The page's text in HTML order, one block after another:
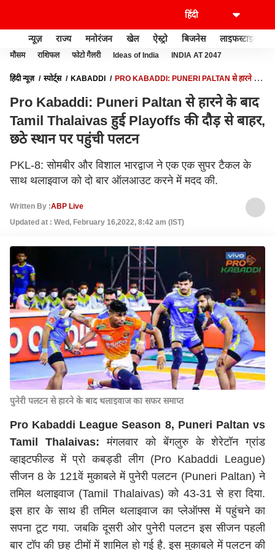
न्यूज़ राज्य मनोरंजन खेल ऐस्ट्रो बिजनेस लाइफस्टाइल
मौसम राशिफल फोटो गैलरी Ideas of India INDIA AT 2047
हिंदी न्यूज़ स्पोर्ट्स KABADDI
PRO KABADDI: PUNERI PALTAN से हारने के
Pro Kabaddi: Puneri Paltan से हारने के बाद
Tamil Thalaivas हुई Playoffs की दौड़ से बाहर,
छठे स्थान पर पहुंची पलटन
PKL-8: सोमबीर और विशाल भारद्वाज ने एक एक सुपर टैकल के
साथ थलाइवाज को दो बार ऑलआउट करने में मदद की.
Written By :ABP Live
Updated at : Wed, February 16,2022, 8:42 am (IST)
पुनेरी पलटन से हारने के बाद थलाइवाज का सफर समाप्त
Pro Kabaddi League Season 8, Puneri Paltan vs
Tamil Thalaivas: मंगलवार को बेंगलुरु के शेरेटॉन ग्रांड
व्हाइटफील्ड में प्रो कबड्डी लीग (Pro Kabaddi League)
सीजन 8 के 121वें मुकाबले में पुनेरी पलटन (Puneri Paltan) ने
तमिल थलाइवाज (Tamil Thalaivas) को 43-31 से हरा दिया.
इस हार के साथ ही तमिल थलाइवाज का प्लेऑफ्स में पहुंचने का
सपना टूट गया. जबकि दूसरी ओर पुनेरी पलटन इस सीजन पहली
बार टॉप की छह टीमों में शामिल हो गई है. इस मुकाबले में पलटन की